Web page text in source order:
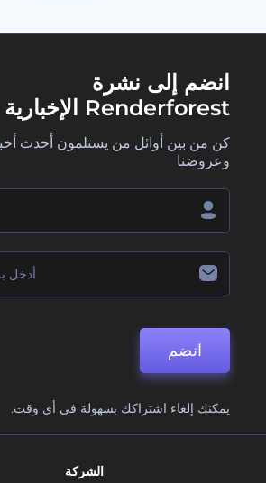
انضم إلى نشرة
Renderforest الإخبارية
كن من بين أوائل من يستلمون أحدث
وعروضنا
انضم
يمكنك إلغاء اشتراكك بسهولة في أي وقت.
الشركة